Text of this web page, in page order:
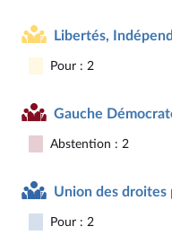
Libertés,
Pour : 2
Gauche
Abstention : 2
Union des droites
Pour : 2